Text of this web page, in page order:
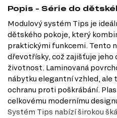
Popis - Série do
Modulový systém Tips je
dětského pokoje, který
praktickými funkcemi. Tento
dřevotřísky, což zajišťuje jeho
životnost. Laminovaná
nábytku elegantní vzhled, ale
ochranu proti poškrábání.
celkovému modernímu
Systém Tips nabízí širokou